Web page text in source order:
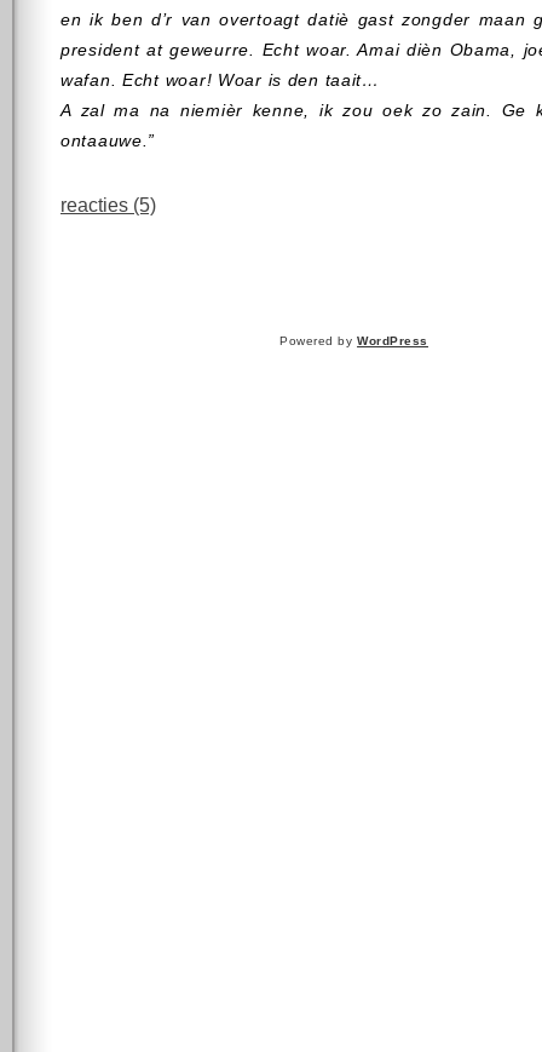
en ik ben d’r van overtoagt datiè gast zongder maan
president at geweurre. Echt woar. Amai dièn Obama,
wafan. Echt woar! Woar is den taait…
A zal ma na niemièr kenne, ik zou oek zo zain. Ge
ontaauwe.”
reacties (5)
Powered byWordPress